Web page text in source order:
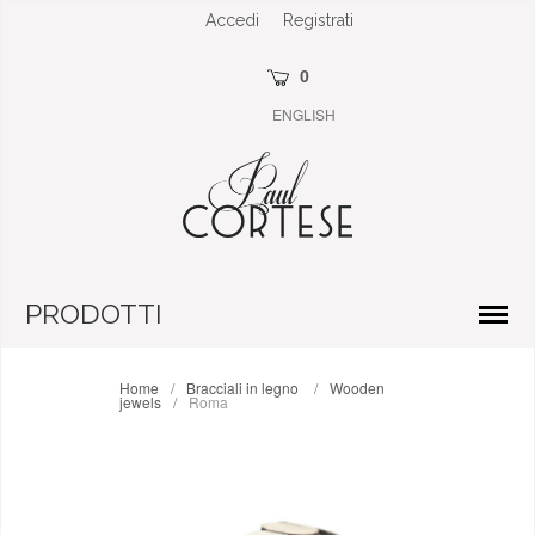
Accedi Registrati
0
ENGLISH
PRODOTTI
Home / Bracciali in legno / Wooden
jewels / Roma